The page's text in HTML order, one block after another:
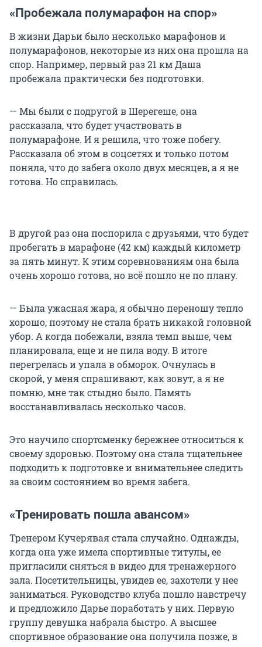
«Пробежала полумарафон на спор»
В жизни Дарьи было несколько марафонов и
полумарафонов, некоторые из них она прошла на
спор. Например, первый раз21 кмДаша
пробежала практически без подготовки.
— Мы были с подругой в Шерегеше, она
рассказала, что будет участвовать в
полумарафоне. И я решила, что тоже побегу.
Рассказала об этом в соцсетях и только потом
поняла, что до забега около двух месяцев, а я не
готова. Но справилась.
В другой раз она поспорила с друзьями, что будет
пробегать в марафоне (42 км) каждый километр
за пять минут. К этим соревнованиям она была
очень хорошо готова, но всё пошло не по плану.
— Была ужасная жара, я обычно переношу тепло
хорошо, поэтому не стала брать никакой головной
убор. А когда побежали, взяла темп выше, чем
планировала, еще и не пила воду. В итоге
перегрелась и упала в обморок. Очнулась в
скорой, у меня спрашивают, как зовут, а я не
помню, мне так стыдно было. Память
восстанавливалась несколько часов.
Это научило спортсменку бережнее относиться к
своему здоровью. Поэтому она стала тщательнее
подходить к подготовке и внимательнее следить
за своим состоянием во время забега.
«Тренировать пошла авансом»
Тренером Кучерявая стала случайно. Однажды,
когда она уже имела спортивные титулы, ее
пригласили сняться в видео для тренажерного
зала. Посетительницы, увидев ее, захотели у нее
заниматься. Руководство клуба пошло навстречу
и предложило Дарье поработать у них. Первую
группу девушка набрала быстро. А высшее
спортивное образование она получила позже, в